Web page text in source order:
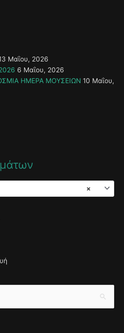
Μαΐου, 2026
6 Μαΐου, 2026
ΗΜΕΡΑ ΜΟΥΣΕΙΩΝ 10 Μαΐου,
×